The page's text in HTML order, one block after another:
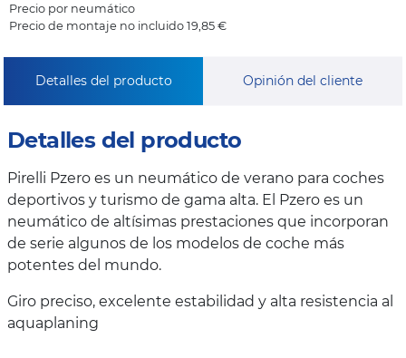
Precio por neumático
Precio de montaje no incluido 19,85 €
Detalles del producto Opinión del cliente
Detalles del producto
Pirelli Pzero es un neumático de verano para coches
deportivos y turismo de gama alta. El Pzero es un
neumático de altísimas prestaciones que incorporan
de serie algunos de los modelos de coche más
potentes del mundo.
Giro preciso, excelente estabilidad y alta resistencia al
aquaplaning